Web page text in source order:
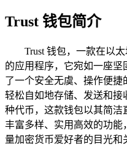
Trust 钱包简介
Trust 钱包，一款在以
的应用程序，它宛如一座
了一个安全无虞、操作便
轻松自如地存储、发送和
种代币，这款钱包以其简
丰富多样、实用高效的功能
量加密货币爱好者的目光和